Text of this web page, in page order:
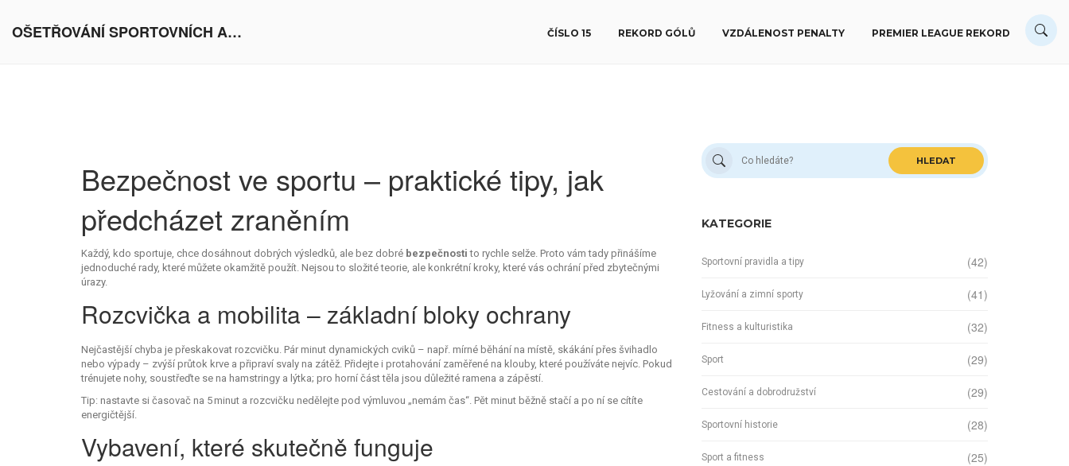
OŠETŘOVÁNÍ SPORTOVNÍCH AKTIVIT V EVROPĚ ČÍSLO 15 REKORD GÓLŮ VZDÁLENOST PENALTY PREMIER LEAGUE REKORD
Bezpečnost ve sportu – praktické tipy, jak
předcházet zraněním
Každý, kdo sportuje, chce dosáhnout dobrých výsledků, ale bez dobré bezpečnosti to rychle selže. Proto vám tady přinášíme
jednoduché rady, které můžete okamžitě použít. Nejsou to složité teorie, ale konkrétní kroky, které vás ochrání před zbytečnými
úrazy.
Rozcvička a mobilita – základní bloky ochrany
Nejčastější chyba je přeskakovat rozcvičku. Pár minut dynamických cviků – např. mírné běhání na místě, skákání přes švihadlo
nebo výpady – zvýší průtok krve a připraví svaly na zátěž. Přidejte i protahování zaměřené na klouby, které používáte nejvíc. Pokud
trénujete nohy, soustřeďte se na hamstringy a lýtka; pro horní část těla jsou důležité ramena a zápěstí.
Tip: nastavte si časovač na 5 minut a rozcvičku nedělejte pod výmluvou „nemám čas“. Pět minut běžně stačí a po ní se cítíte
energičtější.
Vybavení, které skutečně funguje
HLEDAT
KATEGORIE
Sportovní pravidla a tipy (42)
Lyžování a zimní sporty (41)
Fitness a kulturistika (32)
Sport (29)
Cestování a dobrodružství (29)
Sportovní historie (28)
Sport a fitness (25)